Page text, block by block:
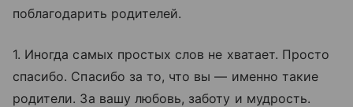
поблагодарить родителей.
1. Иногда самых простых слов не хватает. Просто
спасибо. Спасибо за то, что вы — именно такие
родители. За вашу любовь, заботу и мудрость.